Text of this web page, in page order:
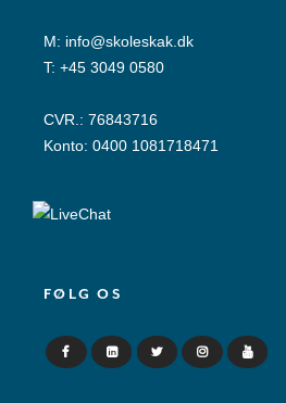
M: info@skoleskak.dk
T: +45 3049 0580
CVR.: 76843716
Konto: 0400 1081718471
FØLG OS